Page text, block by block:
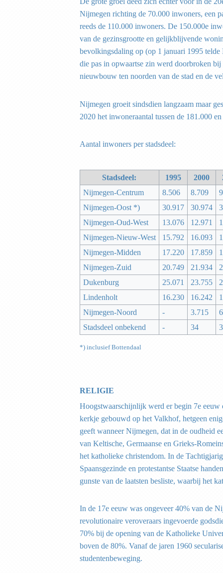
Nijmegen richting de 70.000 inwoners, een
reeds de 110.000 inwoners. De 150.000e
van de gezinsgrootte en gelijkblijvende
bevolkingsdaling op (op 1 januari 1995
die pas in opwaartse zin werd doorbroken
nieuwbouw ten noorden van de stad en de
Nijmegen groeit sindsdien langzaam maar
2020 het inwoneraantal tussen de 181.000
Aantal inwoners per stadsdeel:
Stadsdeel: 1995 2000
Nijmegen-Centrum
8.506 8.709
Nijmegen-Oost *)
30.917 30.974
Nijmegen-Oud-West
13.076 12.971
Nijmegen-Nieuw-West
15.792 16.093
Nijmegen-Midden
17.220 17.859
Nijmegen-Zuid
20.749 21.934
Dukenburg
25.071 23.755
Lindenholt
16.230 16.242
Nijmegen-Noord
- 3.715
Stadsdeel onbekend
- 34
*) inclusief Bottendaal
RELIGIE
Hoogstwaarschijnlijk werd er begin 7e eeuw
kerkje gebouwd op het Valkhof, hetgeen
geeft wanneer Nijmegen, dat in de oudheid
van Keltische, Germaanse en Grieks-
het katholieke christendom. In de
Spaansgezinde en protestantse Staatse
gunste van de laatsten besliste, waarbij het
In de 17e eeuw was ongeveer 40% van de
revolutionaire veroveraars ingevoerde
70% bij de opening van de Katholieke
boven de 80%. Vanaf de jaren 1960
studentenbeweging.